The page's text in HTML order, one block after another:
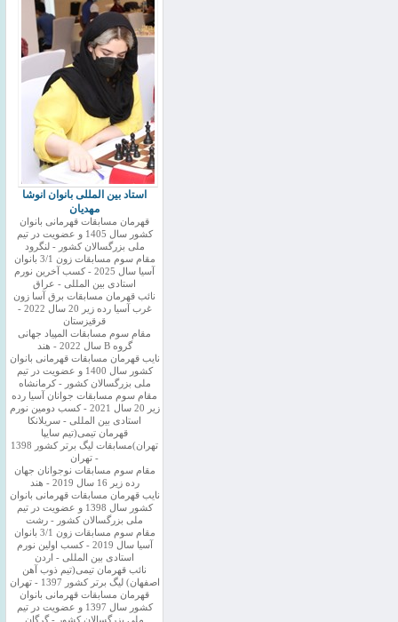
استاد بین المللی بانوان انوشا
مهدیان
قهرمان مسابقات قهرمانی بانوان
کشور سال 1405 و عضویت در تیم
ملی بزرگسالان کشور - لنگرود
مقام سوم مسابقات زون 3/1 بانوان
آسیا سال 2025 - کسب آخرین نورم
استادی بین المللی - عراق
نائب قهرمان مسابقات برق آسا زون
غرب آسیا رده زیر 20 سال 2022 -
قرقیزستان
مقام سوم مسابقات المپیاد جهانی
گروه B سال 2022 - هند
نایب قهرمان مسابقات قهرمانی بانوان
کشور سال 1400 و عضویت در تیم
ملی بزرگسالان کشور - کرمانشاه
مقام سوم مسابقات جوانان آسیا رده
زیر 20 سال 2021 - کسب دومین نورم
استادی بین المللی - سریلانکا
قهرمان تیمی(تیم سایپا
تهران)مسابقات لیگ برتر کشور 1398
- تهران
مقام سوم مسابقات نوجوانان جهان
رده زیر 16 سال 2019 - هند
نایب قهرمان مسابقات قهرمانی بانوان
کشور سال 1398 و عضویت در تیم
ملی بزرگسالان کشور - رشت
مقام سوم مسابقات زون 3/1 بانوان
آسیا سال 2019 - کسب اولین نورم
استادی بین المللی - اردن
نائب قهرمان تیمی(تیم ذوب آهن
اصفهان) لیگ برتر کشور 1397 - تهران
قهرمان مسابقات قهرمانی بانوان
کشور سال 1397 و عضویت در تیم
ملی بزرگسالان کشور - گرگان